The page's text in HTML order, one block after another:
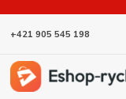
+421 905 545 198